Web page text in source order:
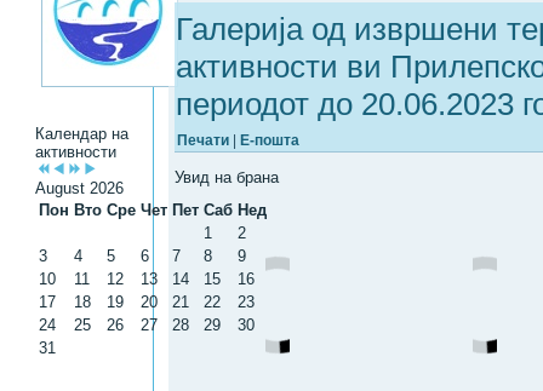
Календар на
активности
August 2026
Пон Вто Сре Чет Пет Саб Нед
1
2
3
4 5 6 7 8
9
10
11 12 13 14 15
16
17
18 19 20 21 22
23
24
25 26 27 28 29
30
31
Галерија од извршени
активности ви
периодот до 20.06.2023
Печати Е-пошта
Увид на брана